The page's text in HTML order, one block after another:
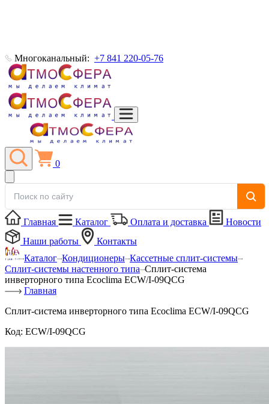
Многоканальный: +7 841 220-05-76
0
Главная Каталог Оплата и доставка
Новости
Наши работы
Контакты
Каталог Кондиционеры Кассетные сплит-системы
Сплит-системы настенного типа Сплит-система
инверторного типа Ecoclima ECW/I-09QCG
Главная
Сплит-система инверторного типа Ecoclima ECW/I-09QCG
Код: ECW/I-09QCG